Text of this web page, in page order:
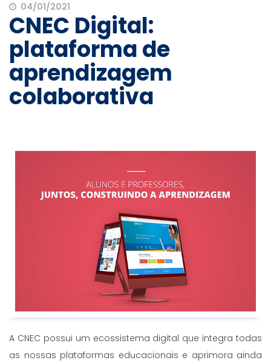
04/01/2021
CNEC Digital:
plataforma de
aprendizagem
colaborativa
A CNEC possui um ecossistema digital que integra todas
as nossas plataformas educacionais e aprimora ainda